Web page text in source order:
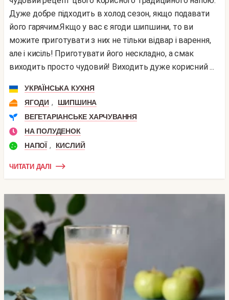
Дуже добре підходить в холод сезон, якщо подавати
його гарячим.Якщо у вас є ягоди шипшини, то ви
можите приготувати з них не тільки відвар і варення,
але і кисіль! Приготувати його нескладно, а смак
виходить просто чудовий! Виходить дуже корисний ...
УКРАЇНСЬКА КУХНЯ
ЯГОДИ ,
ШИПШИНА
ВЕГЕТАРІАНСЬКЕ ХАРЧУВАННЯ
НА ПОЛУДЕНОК
НАПОЇ , КИСЛИЙ
ЧИТАТИ ДАЛІ